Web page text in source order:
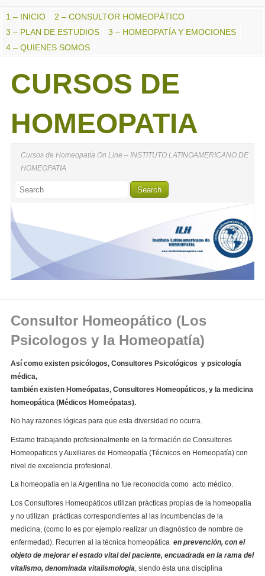
1 – INICIO
2 – CONSULTOR HOMEOPÁTICO
3 – PLAN DE ESTUDIOS
3 – HOMEOPATÍA Y EMOCIONES
4 – QUIENES SOMOS
CURSOS DE
HOMEOPATIA
Cursos de Homeopatía On Line – INSTITUTO LATINOAMERICANO DE
HOMEOPATIA
Consultor Homeopático (Los
Psicologos y la Homeopatía)
Así como existen psicólogos, Consultores Psicológicos y psicología
médica,
también existen Homeópatas, Consultores Homeopáticos, y la medicina
homeopática (Médicos Homeópatas).
No hay razones lógicas para que esta diversidad no ocurra.
Estamo trabajando profesionalmente en la formación de Consultores
Homeopaticos y Auxiliares de Homeopatía (Técnicos en Homeopatía) con
nivel de excelencia profesional.
La homeopatía en la Argentina no fue reconocida como acto médico.
Los Consultores Homeopáticos utilizan prácticas propias de la homeopatía
y no utilizan prácticas correspondientes al las incumbencias de la
medicina, (como lo es por ejemplo realizar un diagnóstico de nombre de
enfermedad). Recurren al la técnica homeopática en prevención, con el
objeto de mejorar el estado vital del paciente, encuadrada en la rama del
vitalismo, denominada vitalismología, siendo ésta una disciplina